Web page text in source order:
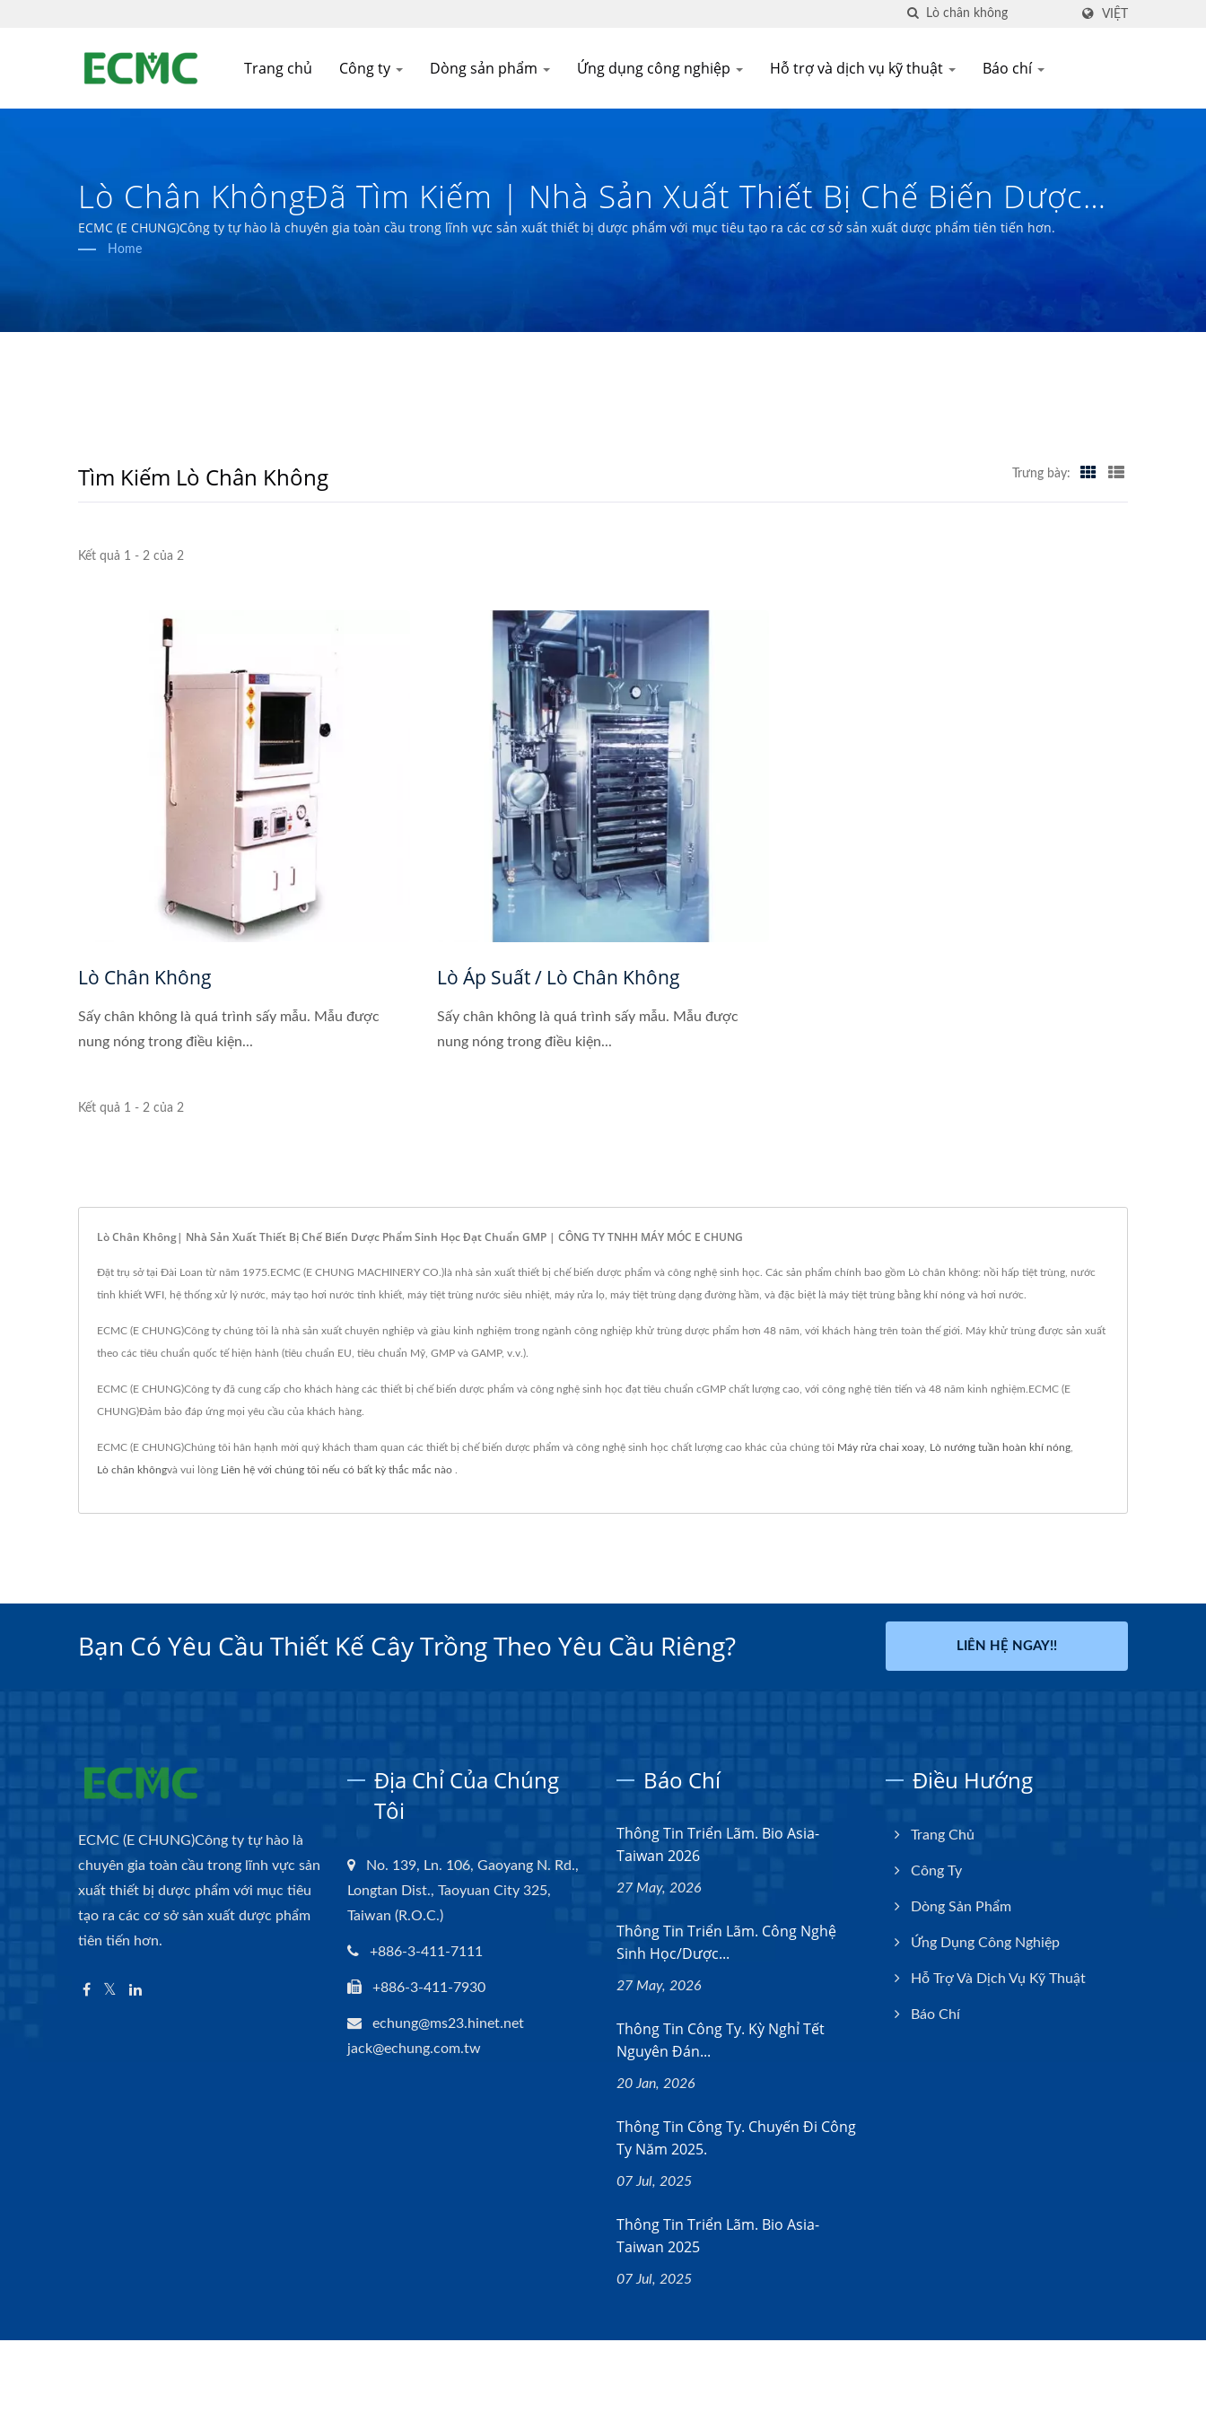
VIỆT
Trang chủ Công ty Dòng sản phẩm Ứng dụng công nghiệp Hỗ trợ và dịch vụ kỹ thuật Báo chí
Lò Chân KhôngĐã Tìm Kiếm | Nhà Sản Xuất Thiết Bị Chế Biến Dược
Phẩm Sinh Học Đạt Chuẩn PIC/S GMP | CÔNG TY TNHH MÁY MÓC E
CHUNG
ECMC (E CHUNG)Công ty tự hào là chuyên gia toàn cầu trong lĩnh vực sản xuất thiết bị dược phẩm với mục tiêu tạo ra các cơ sở sản xuất dược phẩm tiên tiến hơn.
Home
Tìm Kiếm Lò Chân Không Trưng bày:
Kết quả 1 - 2 của 2
Lò Chân Không
Sấy chân không là quá trình sấy mẫu. Mẫu được
nung nóng trong điều kiện...
Lò Áp Suất / Lò Chân Không
Sấy chân không là quá trình sấy mẫu. Mẫu được
nung nóng trong điều kiện...
Kết quả 1 - 2 của 2
Lò Chân Không| Nhà Sản Xuất Thiết Bị Chế Biến Dược Phẩm Sinh Học Đạt Chuẩn GMP | CÔNG TY TNHH MÁY MÓC E CHUNG
Đặt trụ sở tại Đài Loan từ năm 1975.ECMC (E CHUNG MACHINERY CO.)là nhà sản xuất thiết bị chế biến dược phẩm và công nghệ sinh học. Các sản phẩm chính bao gồm Lò chân không: nồi hấp tiệt trùng, nước
tinh khiết WFI, hệ thống xử lý nước, máy tạo hơi nước tinh khiết, máy tiệt trùng nước siêu nhiệt, máy rửa lọ, máy tiệt trùng dạng đường hầm, và đặc biệt là máy tiệt trùng bằng khí nóng và hơi nước.
ECMC (E CHUNG)Công ty chúng tôi là nhà sản xuất chuyên nghiệp và giàu kinh nghiệm trong ngành công nghiệp khử trùng dược phẩm hơn 48 năm, với khách hàng trên toàn thế giới. Máy khử trùng được sản xuất
theo các tiêu chuẩn quốc tế hiện hành (tiêu chuẩn EU, tiêu chuẩn Mỹ, GMP và GAMP, v.v.).
ECMC (E CHUNG)Công ty đã cung cấp cho khách hàng các thiết bị chế biến dược phẩm và công nghệ sinh học đạt tiêu chuẩn cGMP chất lượng cao, với công nghệ tiên tiến và 48 năm kinh nghiệm.ECMC (E
CHUNG)Đảm bảo đáp ứng mọi yêu cầu của khách hàng.
ECMC (E CHUNG)Chúng tôi hân hạnh mời quý khách tham quan các thiết bị chế biến dược phẩm và công nghệ sinh học chất lượng cao khác của chúng tôi Máy rửa chai xoay Lò nướng tuần hoàn khí nóng
Lò chân khôngvà vui lòng Liên hệ với chúng tôi nếu có bất kỳ thắc mắc nào
Bạn Có Yêu Cầu Thiết Kế Cây Trồng Theo Yêu Cầu Riêng? LIÊN HỆ NGAY!!
ECMC (E CHUNG)Công ty tự hào là
chuyên gia toàn cầu trong lĩnh vực sản
xuất thiết bị dược phẩm với mục tiêu
tạo ra các cơ sở sản xuất dược phẩm
tiên tiến hơn.
Địa Chỉ Của Chúng
Tôi
No. 139, Ln. 106, Gaoyang N. Rd.,
Longtan Dist., Taoyuan City 325,
Taiwan (R.O.C.)
+886-3-411-7111
+886-3-411-7930
echung@ms23.hinet.net
jack@echung.com.tw
Báo Chí
Thông Tin Triển Lãm. Bio Asia-
Taiwan 2026
27 May, 2026
Thông Tin Triển Lãm. Công Nghệ
Sinh Học/dược...
27 May, 2026
Thông Tin Công Ty. Kỳ Nghỉ Tết
Nguyên Đán...
20 Jan, 2026
Thông Tin Công Ty. Chuyến Đi Công
Ty Năm 2025.
07 Jul, 2025
Thông Tin Triển Lãm. Bio Asia-
Taiwan 2025
07 Jul, 2025
Điều Hướng
Trang Chủ
Công Ty
Dòng Sản Phẩm
Ứng Dụng Công Nghiệp
Hỗ Trợ Và Dịch Vụ Kỹ Thuật
Báo Chí